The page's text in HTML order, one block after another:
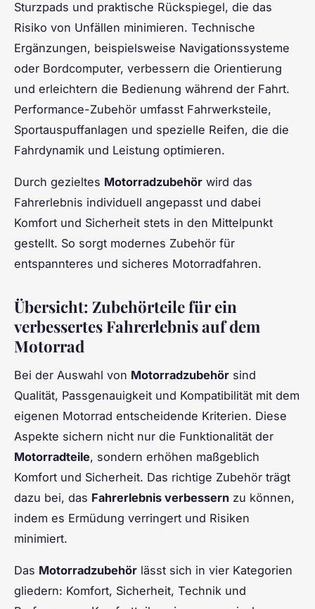
Sturzpads und praktische Rückspiegel, die das
Risiko von Unfällen minimieren. Technische
Ergänzungen, beispielsweise Navigationssysteme
oder Bordcomputer, verbessern die Orientierung
und erleichtern die Bedienung während der Fahrt.
Performance-Zubehör umfasst Fahrwerksteile,
Sportauspuffanlagen und spezielle Reifen, die die
Fahrdynamik und Leistung optimieren.
Durch gezieltes Motorradzubehör wird das
Fahrerlebnis individuell angepasst und dabei
Komfort und Sicherheit stets in den Mittelpunkt
gestellt. So sorgt modernes Zubehör für
entspannteres und sicheres Motorradfahren.
Übersicht: Zubehörteile für ein
verbessertes Fahrerlebnis auf dem
Motorrad
Bei der Auswahl von Motorradzubehör sind
Qualität, Passgenauigkeit und Kompatibilität mit dem
eigenen Motorrad entscheidende Kriterien. Diese
Aspekte sichern nicht nur die Funktionalität der
Motorradteile, sondern erhöhen maßgeblich
Komfort und Sicherheit. Das richtige Zubehör trägt
dazu bei, das Fahrerlebnis verbessern zu können,
indem es Ermüdung verringert und Risiken
minimiert.
Das Motorradzubehör lässt sich in vier Kategorien
gliedern: Komfort, Sicherheit, Technik und